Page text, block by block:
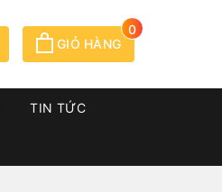
GIỎ HÀNG
0
TIN TỨC